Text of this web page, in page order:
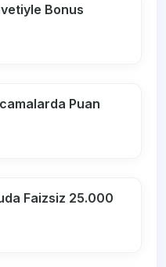
Bonus
Puan
Faizsiz 25.000